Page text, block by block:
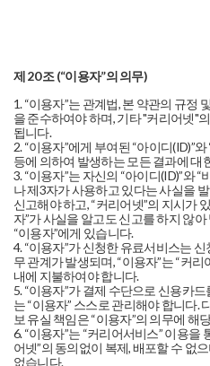
제 20 조 (“이용자”의 의무)
1. “이용자”는 관계법, 본 약관의 규정
을 준수하여야 하며, 기타 "커리어넷"
됩니다.
2. “이용자”에게 부여된 “아이디(ID)”
등에 의하여 발생하는 모든 결과에 대
3. “이용자”는 자신의 “아이디(ID)”와
나 제3자가 사용하고 있다는 사실을
신고해야 하고, “커리어넷”의 지시가
자”가 사실을 알고도 신고를 하지 않
“이용자”에게 있습니다.
4. “이용자”가 신청한 유료서비스는
무 관계가 발생되며, “이용자”는 “커
내에 지불하여야 합니다.
5. “이용자”가 결제 수단으로 신용카
는 “이용자” 스스로 관리해야 합니다.
보 유실 책임은 “이용자”의 의무에 해
6. “이용자”는 “커리어서비스” 이용을
어넷”의 동의없이 복제, 배포할 수 없
없습니다.